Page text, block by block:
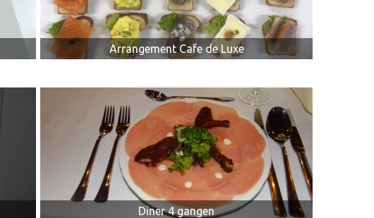
Arrangement Cafe de Luxe
Diner 4 gangen